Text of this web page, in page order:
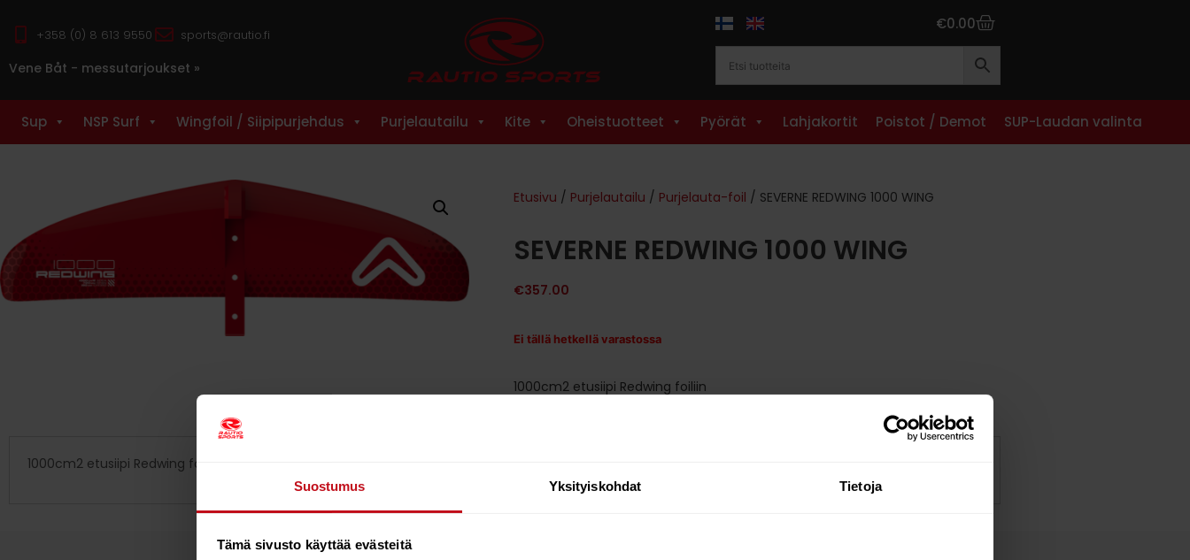
Suostumus Yksityiskohdat Tietoja
Tämä sivusto käyttää evästeitä
+358 (0) 8 613 9550 sports@rautio.fi
Vene Båt - messutarjoukset »
€0.00
Sup NSP Surf Wingfoil / Siipipurjehdus Purjelautailu Kite Oheistuotteet Pyörät Lahjakortit Poistot / Demot SUP-Laudan valinta
Etusivu / Purjelautailu / Purjelauta-foil / SEVERNE REDWING 1000 WING
SEVERNE REDWING 1000 WING
€357.00
Ei tällä hetkellä varastossa
1000cm2 etusiipi Redwing foiliin
1000cm2 etusiipi Redwing foiliin